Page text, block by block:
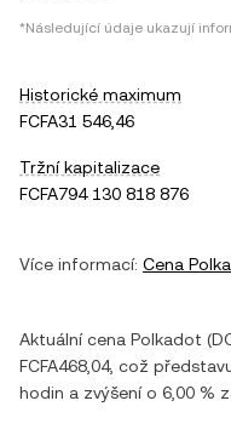
*Následující údaje ukazují
Historické maximum
FCFA31 546,46
Tržní kapitalizace
FCFA794 130 818 876
Více informací: Cena
Aktuální cena Polkadot (
FCFA468,04, což
hodin a zvýšenío 6,00 %